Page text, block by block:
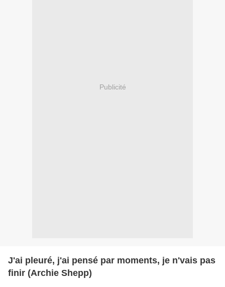
Publicité
J'ai pleuré, j'ai pensé par moments, je n'vais pas
finir (Archie Shepp)